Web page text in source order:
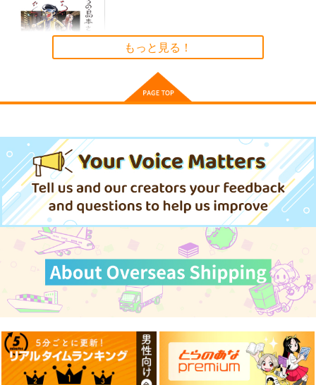
≪C108作品セット
≫B2タペストリー
カート
神座万象・第十四機
2,178円
オリジナル
カート
神座万象・第十四機
関
カート
Fresh＆Smooth
ロイヤルマウンテン
770 （税込）
FETISH ACADEMY
ロイヤルマウンテン
770 （税込）
まぐ太ノート16冊
目 The Bunny's Tail 2
C-ARTS
1,430円 （税込）
ウラシマモト
330円（税込）
サンプル
作品詳細
もっと見る！